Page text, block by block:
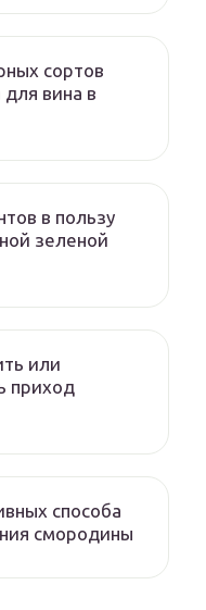
сортов
для вина в
в пользу
зеленой
или
приход
способа
смородины